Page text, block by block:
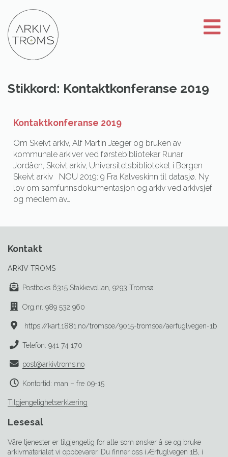
innhold
Stikkord: Kontaktkonferanse 2019
Kontaktkonferanse 2019
Om Skeivt arkiv, Alf Martin Jæger og bruken av
kommunale arkiver ved førstebibliotekar Runar
Jordåen, Skeivt arkiv, Universitetsbiblioteket i Bergen
Skeivt arkiv NOU 2019: 9 Fra Kalveskinn til datasjø. Ny
lov om samfunnsdokumentasjon og arkiv ved arkivsjef
og medlem av…
Kontakt
ARKIV TROMS
Postboks 6315 Stakkevollan, 9293 Tromsø
Org.nr. 989 532 960
https://kart.1881.no/tromsoe/9015-tromsoe/aerfuglvegen-1b
Telefon: 941 74 170
post@arkivtroms.no
Kontortid: man – fre 09-15
Tilgjengelighetserklæring
Lesesal
Våre tjenester er tilgjengelig for alle som ønsker å se og bruke
arkivmaterialet vi oppbevarer. Du finner oss i Ærfuglvegen 1B, i